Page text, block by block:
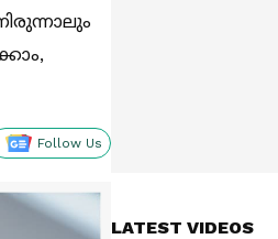
Follow Us
LATEST VIDEOS